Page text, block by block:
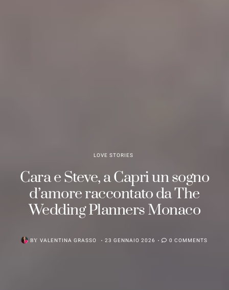
LOVE STORIES
Cara e Steve, a Capri un sogno
d’amore raccontato da The
Wedding Planners Monaco
BY VALENTINA GRASSO 23 GENNAIO 2026 0 COMMENTS